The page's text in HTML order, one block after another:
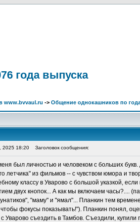
года выпуска
www.bvvaul.ru -> Общение однокашников по
2025 18:20 Заголовок сообщения:
был личностью и человеком с больших
летчика" из фильмов -- с чувством юмора и
классу в Уварово с большой указкой,
двух кнопок... А как мы включаем часы?....
"маму" и "ямал"... Планкин тем
фокусы показывать!"). Планкин понял,
съездить в Тамбов. Съездили,